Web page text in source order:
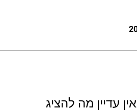
אין עדיין מה להציג